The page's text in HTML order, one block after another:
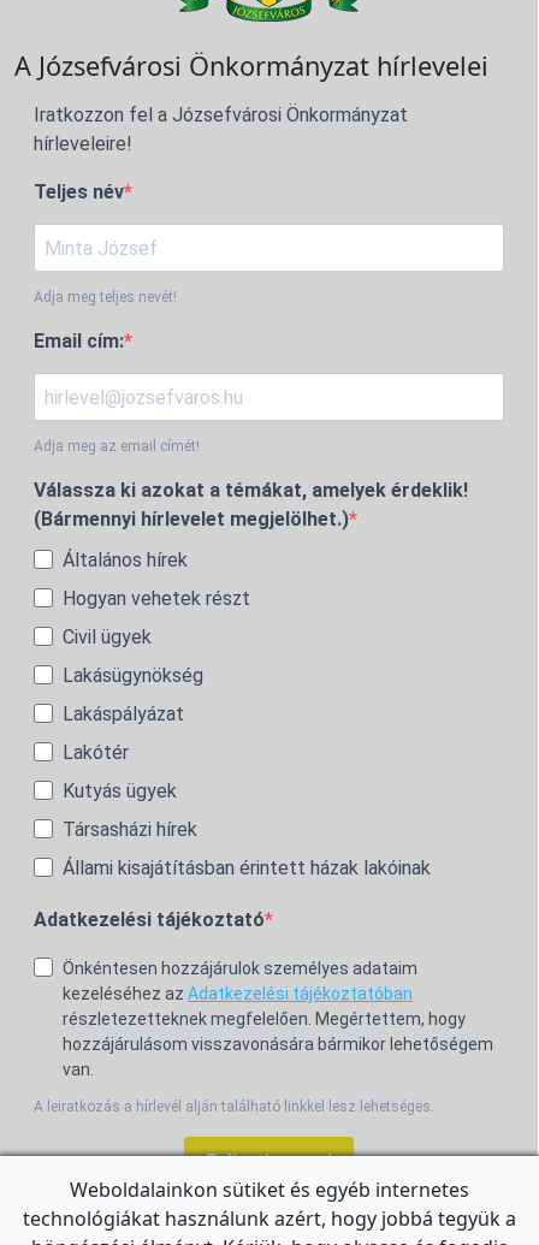
A Józsefvárosi Önkormányzat hírlevelei
Iratkozzon fel a Józsefvárosi Önkormányzat
hírleveleire!
Teljes név
Adja meg teljes nevét!
Email cím:
Adja meg az email címét!
Válassza ki azokat a témákat, amelyek érdeklik!
(Bármennyi hírlevelet megjelölhet.)
Általános hírek
Hogyan vehetek részt
Civil ügyek
Lakásügynökség
Lakáspályázat
Lakótér
Kutyás ügyek
Társasházi hírek
Állami kisajátításban érintett házak lakóinak
Adatkezelési tájékoztató
Önkéntesen hozzájárulok személyes adataim
kezeléséhez az Adatkezelési tájékoztatóban
részletezetteknek megfelelően. Megértettem, hogy
hozzájárulásom visszavonására bármikor lehetőségem
van.
A leiratkozás a hírlevél alján található linkkel lesz lehetséges.
Feliratkozom!
Weboldalainkon sütiket és egyéb internetes
technológiákat használunk azért, hogy jobbá tegyük a